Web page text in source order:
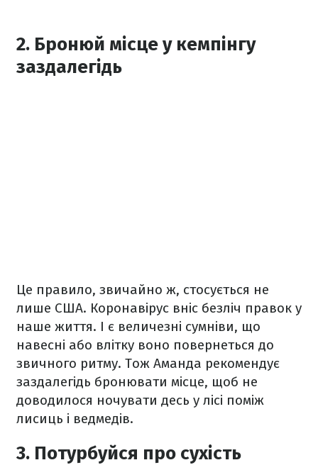
2. Бронюй місце у кемпінгу
заздалегідь
Це правило, звичайно ж, стосується не
лише США. Коронавірус вніс безліч правок у
наше життя. І є величезні сумніви, що
навесні або влітку воно повернеться до
звичного ритму. Тож Аманда рекомендує
заздалегідь бронювати місце, щоб не
доводилося ночувати десь у лісі поміж
лисиць і ведмедів.
3. Потурбуйся про сухість